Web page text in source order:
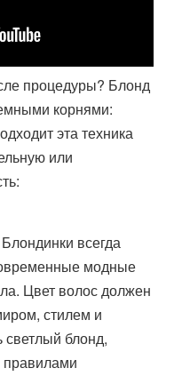
процедуры? Блонд
корнями:
эта техника
или
всегда
модные
Цвет волос должен
стилем и
блонд,
правилами